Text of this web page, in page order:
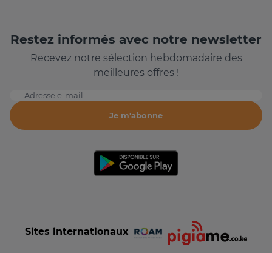
Restez informés avec notre newsletter
Recevez notre sélection hebdomadaire des
meilleures offres !
Adresse e-mail
Je m'abonne
Sites internationaux